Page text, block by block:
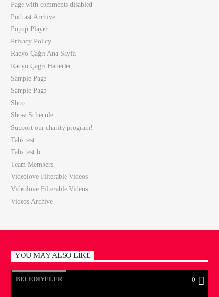
Page with comments disabled
Podcast Archive
Popup Player
Privacy Policy
Radyo Çağrı Ana Sayfa
Radyo Çağrı Haberler
Sample Page
Sample Page
Shop
Show Schedule
Support our charity program!
Tabs test
Tabs test b
Team Members
Videolove Filterable Videos
Videolove Filterable Videos
Videos Archive
YOU MAY ALSO LIKE
BELEDIYELER 0